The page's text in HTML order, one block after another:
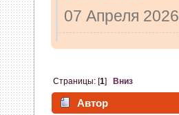
07 Апреля
vvm:в чем
07 Апреля
GenKass:
Страницы: [1 Вниз
Автор